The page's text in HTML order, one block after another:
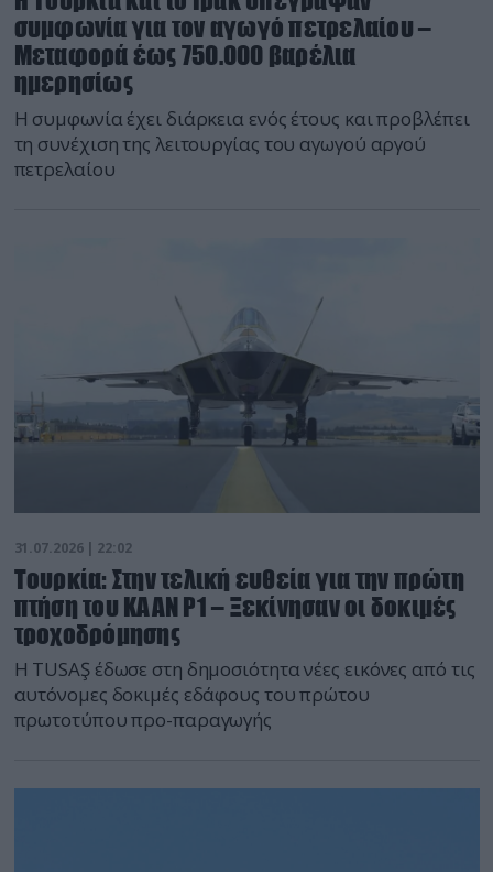
συμφωνία για τον αγωγό πετρελαίου –
Μεταφορά έως 750.000 βαρέλια
ημερησίως
Η συμφωνία έχει διάρκεια ενός έτους και προβλέπει
τη συνέχιση της λειτουργίας του αγωγού αργού
πετρελαίου
31.07.2026 | 22:02
Τουρκία: Στην τελική ευθεία για την πρώτη
πτήση του KAAN P1 – Ξεκίνησαν οι δοκιμές
τροχοδρόμησης
Η TUSAŞ έδωσε στη δημοσιότητα νέες εικόνες από τις
αυτόνομες δοκιμές εδάφους του πρώτου
πρωτοτύπου προ-παραγωγής